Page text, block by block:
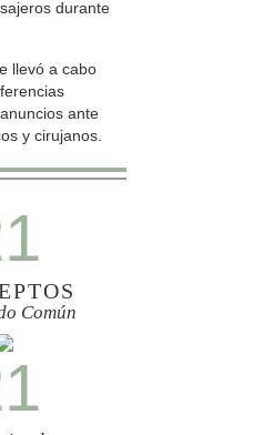
durante
llevó a cabo
ante
y cirujanos.
Común